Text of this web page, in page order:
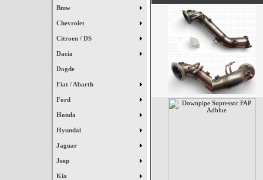
Bmw
Chevrolet
Citroen / DS
Dacia
Dogde
Fiat / Abarth
Ford
Honda
Hyundai
Jaguar
Jeep
Kia